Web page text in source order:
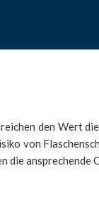
den Wert
von
die